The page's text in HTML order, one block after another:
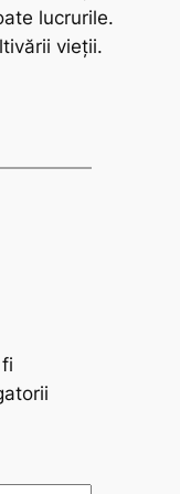
lucrurile.
vieţii.